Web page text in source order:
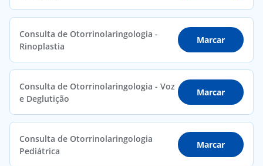
Consulta de Otorrinolaringologia -
Rinoplastia
Marcar
Consulta de Otorrinolaringologia - Voz
e Deglutição
Marcar
Consulta de Otorrinolaringologia
Pediátrica
Marcar